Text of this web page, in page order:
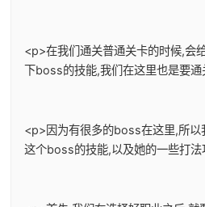
<p>在我们通关普通关卡的时候,会
下boss的技能,我们在这里也是要
<p>因为有很多的boss在这里,所以
这个boss的技能,以及她的一些打